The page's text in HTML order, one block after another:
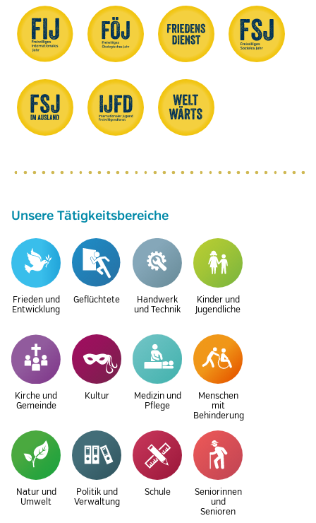
Unsere Tätigkeitsbereiche
Frieden und
Entwicklung
Geflüchtete
Handwerk
und Technik
Kinder und
Jugendliche
Kirche und
Gemeinde
Kultur
Medizin und
Pflege
Menschen
mit
Behinderung
Natur und
Umwelt
Politik und
Verwaltung
Schule
Seniorinnen
und
Senioren